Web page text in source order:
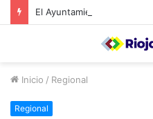
Inicio / Regional
Regional